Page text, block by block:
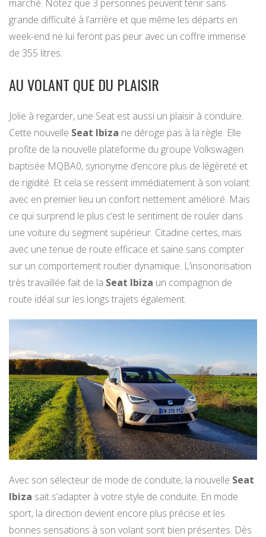
marché. Notez que 3 personnes peuvent tenir sans
grande difficulté à l’arrière et que même les départs en
week-end ne lui feront pas peur avec un coffre immense
de 355 litres.
AU VOLANT QUE DU PLAISIR
Jolie à regarder, une Seat est aussi un plaisir à conduire.
Cette nouvelle Seat Ibiza ne déroge pas à la règle. Elle
profite de la nouvelle plateforme du groupe Volkswagen
baptisée MQBA0, synonyme d’encore plus de légèreté et
de rigidité. Et cela se ressent immédiatement à son volant
avec en premier lieu un confort nettement amélioré. Mais
ce qui surprend le plus c’est le sentiment de rouler dans
une voiture du segment supérieur. Citadine certes, mais
avec une tenue de route efficace et saine sans compter
sur un comportement routier dynamique. L’insonorisation
très travaillée fait de la Seat Ibiza un compagnon de
route idéal sur les longs trajets également.
Avec son sélecteur de mode de conduite, la nouvelle Seat
Ibiza sait s’adapter à votre style de conduite. En mode
sport, la direction devient encore plus précise et les
bonnes sensations à son volant sont bien présentes. Dès